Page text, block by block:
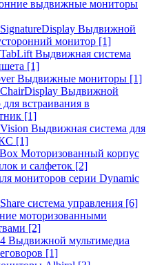
выдвижные мониторы
Выдвижной
монитор [1]
Выдвижная система
[1]
Выдвижные мониторы [1]
Выдвижной
встраивания в
[1]
Выдвижная система для
[1]
Моторизованный корпус
и салфеток [2]
мониторов серии Dynamic
система управления [6]
моторизованными
[2]
Выдвижной мультимедиа
[1]